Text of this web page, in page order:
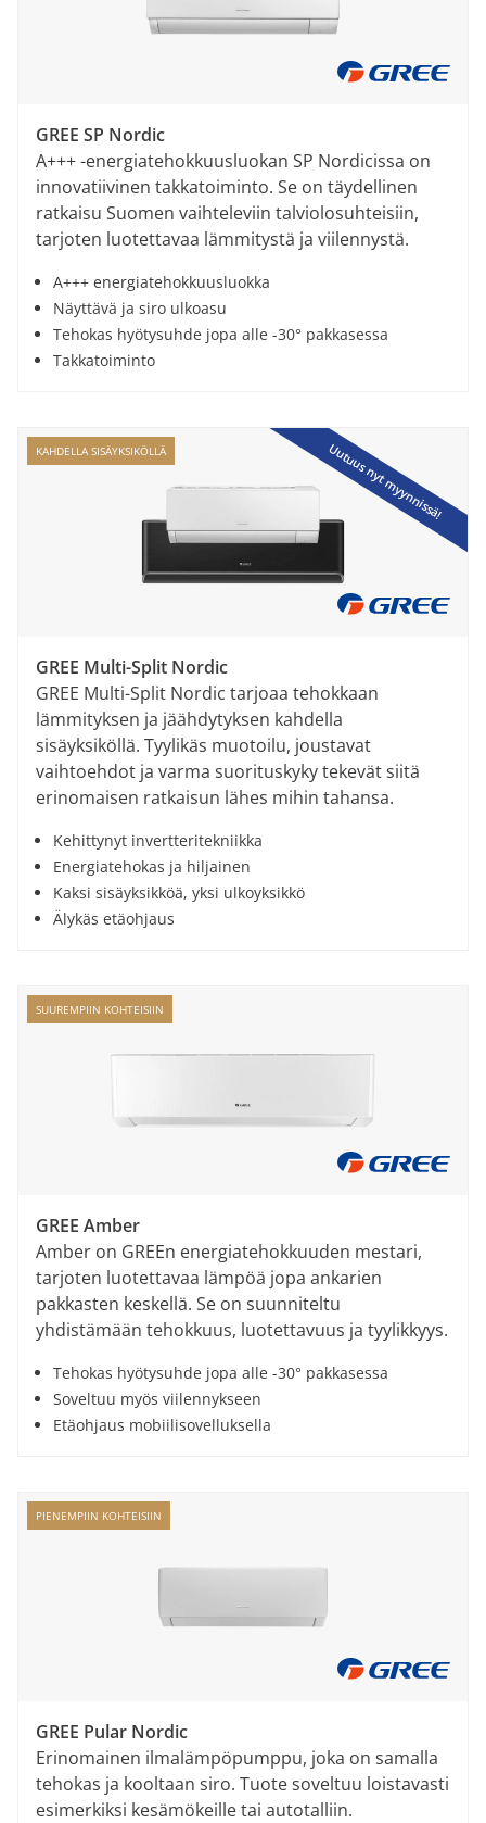
GREE SP Nordic
A+++ -energiatehokkuusluokan SP Nordicissa on
innovatiivinen takkatoiminto. Se on täydellinen
ratkaisu Suomen vaihteleviin talviolosuhteisiin,
tarjoten luotettavaa lämmitystä ja viilennystä.
A+++ energiatehokkuusluokka
Näyttävä ja siro ulkoasu
Tehokas hyötysuhde jopa alle -30° pakkasessa
Takkatoiminto
Uutuus nyt myynnissä!
KAHDELLA SISÄYKSIKÖLLÄ
GREE Multi-Split Nordic
GREE Multi-Split Nordic tarjoaa tehokkaan
lämmityksen ja jäähdytyksen kahdella
sisäyksiköllä. Tyylikäs muotoilu, joustavat
vaihtoehdot ja varma suorituskyky tekevät siitä
erinomaisen ratkaisun lähes mihin tahansa.
Kehittynyt invertteritekniikka
Energiatehokas ja hiljainen
Kaksi sisäyksikköä, yksi ulkoyksikkö
Älykäs etäohjaus
SUUREMPIIN KOHTEISIIN
GREE Amber
Amber on GREEn energiatehokkuuden mestari,
tarjoten luotettavaa lämpöä jopa ankarien
pakkasten keskellä. Se on suunniteltu
yhdistämään tehokkuus, luotettavuus ja tyylikkyys.
Tehokas hyötysuhde jopa alle -30° pakkasessa
Soveltuu myös viilennykseen
Etäohjaus mobiilisovelluksella
PIENEMPIIN KOHTEISIIN
GREE Pular Nordic
Erinomainen ilmalämpöpumppu, joka on samalla
tehokas ja kooltaan siro. Tuote soveltuu loistavasti
esimerkiksi kesämökeille tai autotalliin.